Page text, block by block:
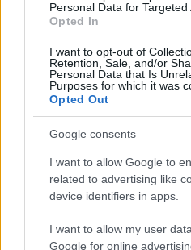
Personal Data for Targeted
Opted In
I want to opt-out of
Retention, Sale, and/or
Personal Data that Is
Purposes for which it was
Opted Out
Google consents
I want to allow Google to
related to advertising like
device identifiers in apps.
I want to allow my user
Google for online
Ποιος είναι ο
Χασάμπης: Από το
Ο Κώστας Σαμαράς
φωτογραφία για την
αδελφής του, Λένας
Το πολωμένο μελτέμι
φωτιές σε Αττική
χρόνων»